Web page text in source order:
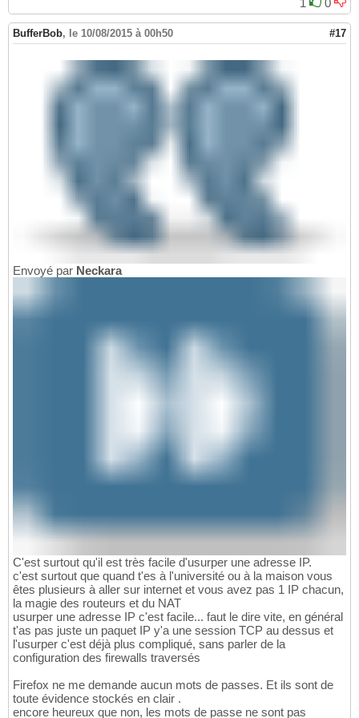
BufferBob, le 10/08/2015 à 00h50 #17
Envoyé par Neckara
C'est surtout qu'il est très facile d'usurper une adresse IP.
c'est surtout que quand t'es à l'université ou à la maison vous
êtes plusieurs à aller sur internet et vous avez pas 1 IP chacun,
la magie des routeurs et du NAT
usurper une adresse IP c'est facile... faut le dire vite, en général
t'as pas juste un paquet IP y'a une session TCP au dessus et
l'usurper c'est déjà plus compliqué, sans parler de la
configuration des firewalls traversés
Firefox ne me demande aucun mots de passes. Et ils sont de
toute évidence stockés en clair .
encore heureux que non, les mots de passe ne sont pas